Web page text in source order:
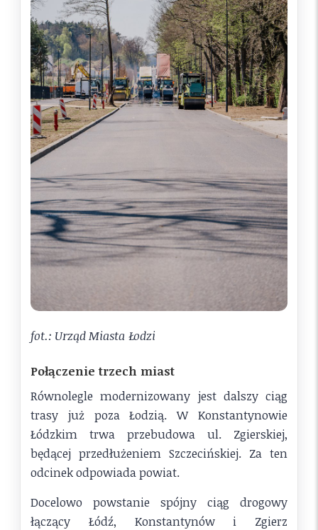
fot.: Urząd Miasta Łodzi
Połączenie trzech miast
Równolegle modernizowany jest dalszy ciąg
trasy już poza Łodzią. W Konstantynowie
Łódzkim trwa przebudowa ul. Zgierskiej,
będącej przedłużeniem Szczecińskiej. Za ten
odcinek odpowiada powiat.
Docelowo powstanie spójny ciąg drogowy
łączący Łódź, Konstantynów i Zgierz